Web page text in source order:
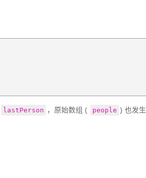
lastPerson ，原始数组 ( people ) 也发生